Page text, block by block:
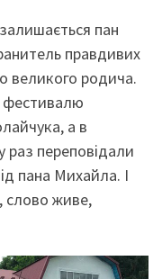
пан
правдивих
великого родича.
фестивалю
а в
раз переповідали
пана Михайла. І
слово живе,